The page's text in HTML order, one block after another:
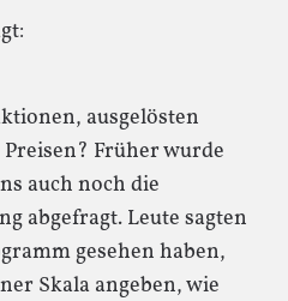
ausgelösten
Früher wurde
auch noch die
abgefragt. Leute sagten
gesehen haben,
Skala angeben, wie